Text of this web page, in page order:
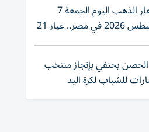
أسعار الذهب اليوم الجمعة 7
أغسطس 2026 في مصر.. عيار 21
من هذا الرقم
الحصن يحتفي بإنجاز منتخب
للشباب لكرة اليد